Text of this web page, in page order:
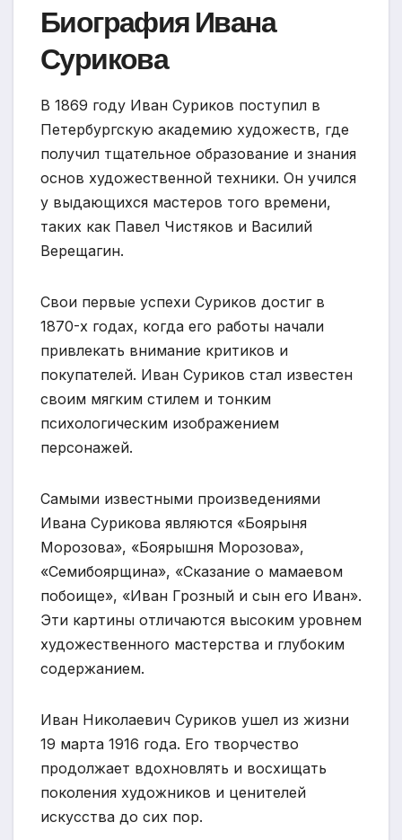
Биография Ивана
Сурикова
В 1869 году Иван Суриков поступил в
Петербургскую академию художеств, где
получил тщательное образование и знания
основ художественной техники. Он учился
у выдающихся мастеров того времени,
таких как Павел Чистяков и Василий
Верещагин.
Свои первые успехи Суриков достиг в
1870-х годах, когда его работы начали
привлекать внимание критиков и
покупателей. Иван Суриков стал известен
своим мягким стилем и тонким
психологическим изображением
персонажей.
Самыми известными произведениями
Ивана Сурикова являются «Боярыня
Морозова», «Боярышня Морозова»,
«Семибоярщина», «Сказание о мамаевом
побоище», «Иван Грозный и сын его Иван».
Эти картины отличаются высоким уровнем
художественного мастерства и глубоким
содержанием.
Иван Николаевич Суриков ушел из жизни
19 марта 1916 года. Его творчество
продолжает вдохновлять и восхищать
поколения художников и ценителей
искусства до сих пор.